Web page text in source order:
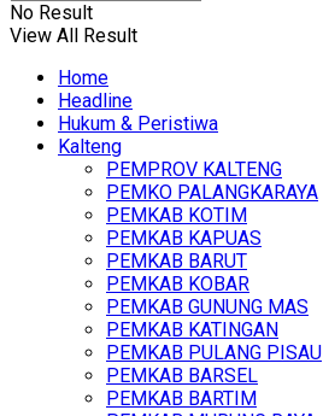
No Result
View All Result
Home
Headline
Hukum & Peristiwa
Kalteng
PEMPROV KALTENG
PEMKO PALANGKARAYA
PEMKAB KOTIM
PEMKAB KAPUAS
PEMKAB BARUT
PEMKAB KOBAR
PEMKAB GUNUNG MAS
PEMKAB KATINGAN
PEMKAB PULANG PISAU
PEMKAB BARSEL
PEMKAB BARTIM